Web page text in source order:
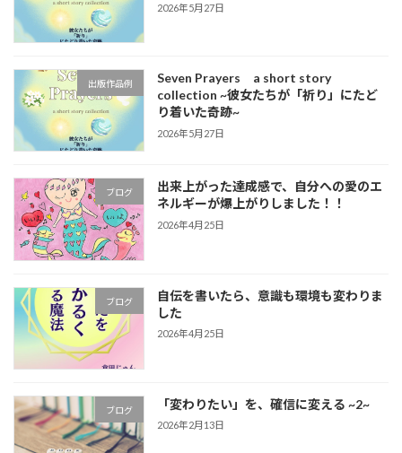
2026年5月27日
出版作品例
Seven Prayers a short story
collection ~彼女たちが「祈り」にたど
り着いた奇跡~
2026年5月27日
ブログ
出来上がった達成感で、自分への愛のエ
ネルギーが爆上がりしました！！
2026年4月25日
ブログ
自伝を書いたら、意識も環境も変わりま
した
2026年4月25日
ブログ 「変わりたい」を、確信に変える ~2~
2026年2月13日